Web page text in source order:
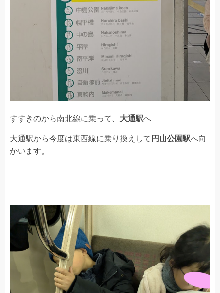
すすきのから南北線に乗って、 大通駅へ
大通駅から今度は東西線に乗り換えして円山公園駅へ向
かいます。